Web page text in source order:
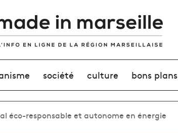
société culture bons plans
éco-responsable et autonome en énergie